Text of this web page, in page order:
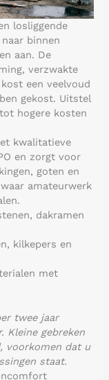
losliggende
binnen
aan. De
verzwakte
een veelvoud
gekost. Uitstel
hogere kosten
kwalitatieve
en zorgt voor
goten en
amateurwerk
dakramen
kilkepers en
met
twee jaar
Kleine gebreken
voorkomen dat u
staat.